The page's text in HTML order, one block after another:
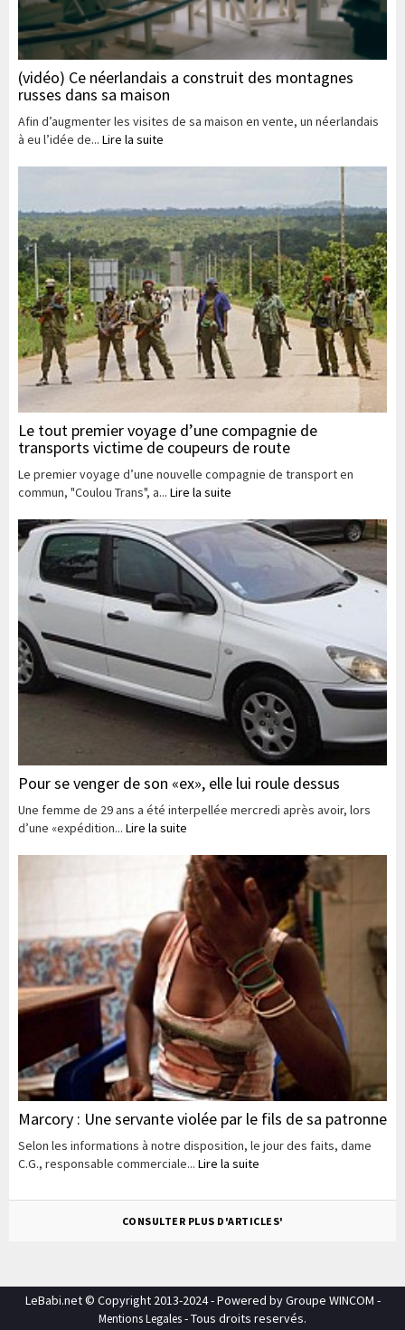
(vidéo) Ce néerlandais a construit des montagnes
russes dans sa maison
Afin d’augmenter les visites de sa maison en vente, un néerlandais
à eu l’idée de... Lire la suite
Le tout premier voyage d’une compagnie de
transports victime de coupeurs de route
Le premier voyage d’une nouvelle compagnie de transport en
commun, "Coulou Trans", a... Lire la suite
Pour se venger de son «ex», elle lui roule dessus
Une femme de 29 ans a été interpellée mercredi après avoir, lors
d’une «expédition... Lire la suite
Marcory : Une servante violée par le fils de sa patronne
Selon les informations à notre disposition, le jour des faits, dame
C.G., responsable commerciale... Lire la suite
CONSULTER PLUS D'ARTICLES'
LeBabi.net © Copyright 2013-2024 - Powered by Groupe WINCOM -
Mentions Legales- Tous droits reservés.